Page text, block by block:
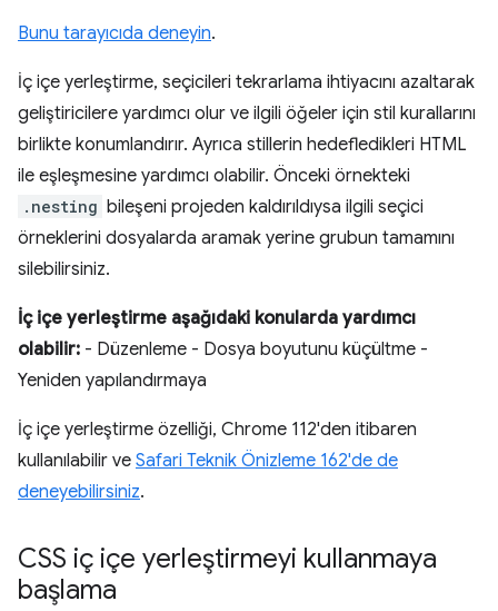
Bunu tarayıcıda deneyin.
İç içe yerleştirme, seçicileri tekrarlama ihtiyacını azaltarak
geliştiricilere yardımcı olur ve ilgili öğeler için stil kurallarını
birlikte konumlandırır. Ayrıca stillerin hedefledikleri HTML
ile eşleşmesine yardımcı olabilir. Önceki örnekteki
.nesting bileşeni projeden kaldırıldıysa ilgili seçici
örneklerini dosyalarda aramak yerine grubun tamamını
silebilirsiniz.
İç içe yerleştirme aşağıdaki konularda yardımcı
olabilir: - Düzenleme - Dosya boyutunu küçültme -
Yeniden yapılandırmaya
İç içe yerleştirme özelliği, Chrome 112'den itibaren
kullanılabilir ve Safari Teknik Önizleme 162'de de
deneyebilirsiniz.
CSS iç içe yerleştirmeyi kullanmaya
başlama